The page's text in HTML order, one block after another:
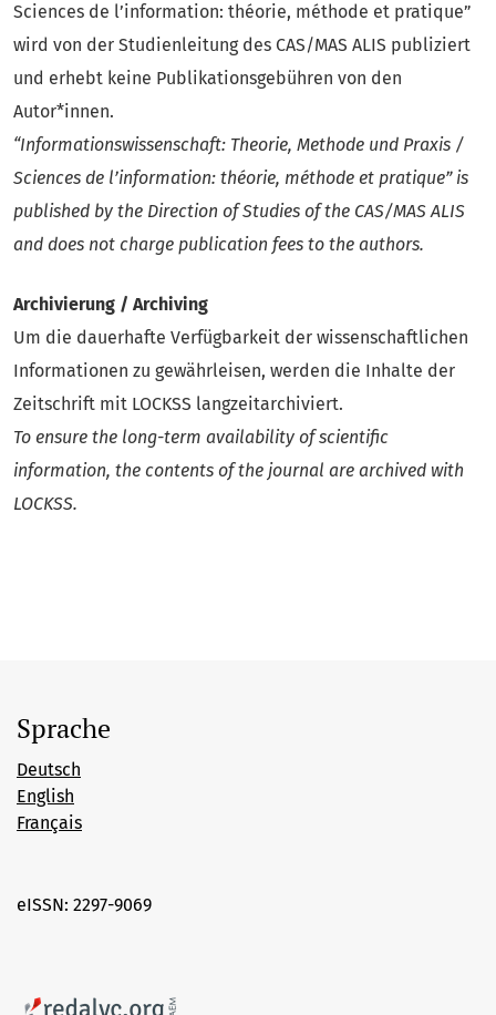
Sciences de l’information: théorie, méthode et pratique”
wird von der Studienleitung des CAS/MAS ALIS publiziert
und erhebt keine Publikationsgebühren von den
Autor*innen.
“Informationswissenschaft: Theorie, Methode und Praxis /
Sciences de l’information: théorie, méthode et pratique” is
published by the Direction of Studies of the CAS/MAS ALIS
and does not charge publication fees to the authors.
Archivierung / Archiving
Um die dauerhafte Verfügbarkeit der wissenschaftlichen
Informationen zu gewährleisen, werden die Inhalte der
Zeitschrift mit LOCKSS langzeitarchiviert.
To ensure the long-term availability of scientific
information, the contents of the journal are archived with
LOCKSS.
Sprache
Deutsch
English
Français
eISSN: 2297-9069